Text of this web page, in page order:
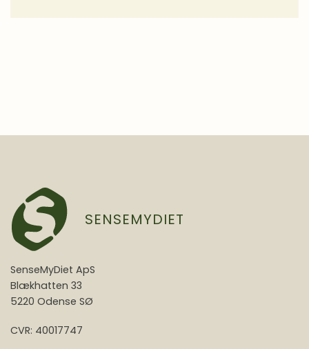
SENSEMYDIET
SenseMyDiet ApS
Blækhatten 33
5220 Odense SØ
CVR: 40017747